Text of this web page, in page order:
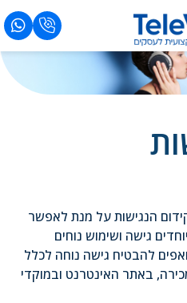
הנגישות על מנת לאפשר
גישה ושימוש נוחים
להבטיח גישה נוחה לכלל
באתר האינטרנט ובמוקדי